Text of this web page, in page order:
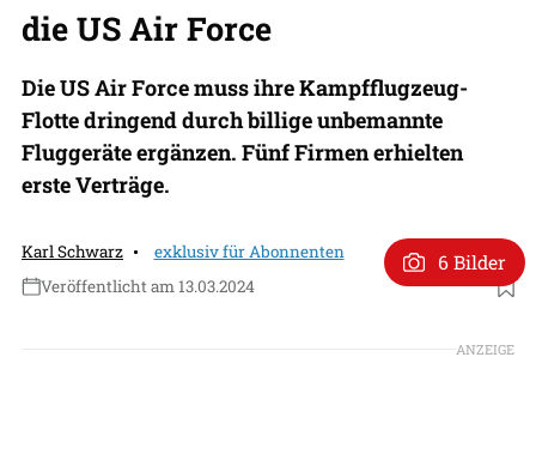
die US Air Force
Die US Air Force muss ihre Kampfflugzeug-
Flotte dringend durch billige unbemannte
Fluggeräte ergänzen. Fünf Firmen erhielten
erste Verträge.
Karl Schwarz
exklusiv für Abonnenten
Veröffentlicht am 13.03.2024
Foto: Northrop Grumman
6 Bilder
ANZEIGE